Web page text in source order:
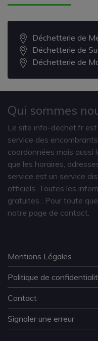
Déchetterie de
Déchetterie de
Déchetterie de
Qui sommes
Le site info-dechet.fr
service des
coordonnées mais
que les horaires,
service est un service
officiels. Toutes les
gratuites
. Pour toute
notre page de contact.
Mentions Légales
Politique de
Contact
Signaler une erreur